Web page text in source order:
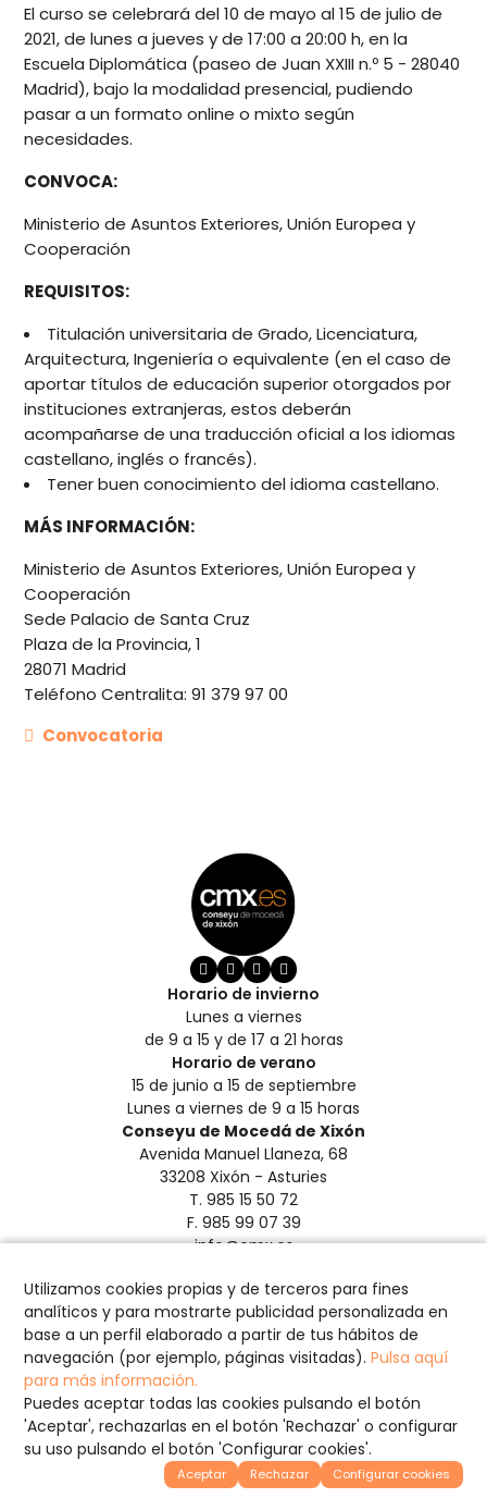
El curso se celebrará del 10 de mayo al 15 de julio de
2021, de lunes a jueves y de 17:00 a 20:00 h, en la
Escuela Diplomática (paseo de Juan XXIII n.º 5 - 28040
Madrid), bajo la modalidad presencial, pudiendo
pasar a un formato online o mixto según
necesidades.
CONVOCA:
Ministerio de Asuntos Exteriores, Unión Europea y
Cooperación
REQUISITOS:
Titulación universitaria de Grado, Licenciatura,
Arquitectura, Ingeniería o equivalente (en el caso de
aportar títulos de educación superior otorgados por
instituciones extranjeras, estos deberán
acompañarse de una traducción oficial a los idiomas
castellano, inglés o francés).
Tener buen conocimiento del idioma castellano.
MÁS INFORMACIÓN:
Ministerio de Asuntos Exteriores, Unión Europea y
Cooperación
Sede Palacio de Santa Cruz
Plaza de la Provincia, 1
28071 Madrid
Teléfono Centralita: 91 379 97 00
Convocatoria
Conseyu de Mocedá de Xixón
Avenida Manuel Llaneza, 68
33208 Xixón - Asturies
T. 985 15 50 72
F. 985 99 07 39
info@cmx.es
Créditos
Política de Cookies
Configurar cookies
Horario de invierno
Lunes a viernes
de 9 a 15 y de 17 a 21 horas
Horario de verano
15 de junio a 15 de septiembre
Lunes a viernes de 9 a 15 horas
© Copyright 2026, CMX.es
Desarrollado por
Sentido Común Internet
Utilizamos cookies propias y de terceros para fines
analíticos y para mostrarte publicidad personalizada en
base a un perfil elaborado a partir de tus hábitos de
navegación (por ejemplo, páginas visitadas). Pulsa aquí
para más información.
Puedes aceptar todas las cookies pulsando el botón
'Aceptar', rechazarlas en el botón 'Rechazar' o configurar
su uso pulsando el botón 'Configurar cookies'.
Aceptar Rechazar Configurar cookies